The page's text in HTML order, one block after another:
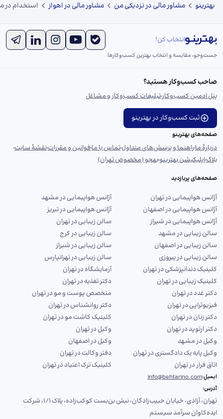
بهترینو مشاور مالی در نزدیکی من مشاور مالی در اهواز استخدام در
انتخاب کن!
جست‌و‌جو، مقایسه و انتخاب بهترین کسب‌وکارها
صاحب کسب‌وکار هستید؟
پنل ادمین کسب‌وکارتبلیغات کسب‌وکار و مشاغل
ثبت کسب‌وکار در بهترینو
صفحه‌های بهترینو
دربارهٔ ماراهنما و پرسش‌های متداولتماس با ماقوانین و مقرراتنقشهٔ سایت
بلاگاپلیکیشن بهترینوبهجو (مخصوص تهران)
صفحه‌های پربازدید
آژانس هواپیمایی در تهران
آژانس هواپیمایی در مشهد
آژانس هواپیمایی در اصفهان
آژانس هواپیمایی در تبریز
آژانس هواپیمایی در شیراز
سالن زیبایی در تهران
سالن زیبایی در مشهد
سالن زیبایی در کرج
سالن زیبایی در اصفهان
سالن زیبایی در شیراز
سالن زیبایی در پیروزی
سالن زیبایی در تهرانپارس
کلینیک دندانپزشکی در تهران
آزمایشگاه در تهران
کلینیک زیبایی در تهران
دکتر تغذیه در تهران
دکتر غدد در تهران
متخصص پوست و مو در تهران
فیزیوتراپی در تهران
دکتر روانشناس در تهران
دکتر زنان در تهران
کلینیک کاشت مو در تهران
دکتر ارتوپد در تهران
وکیل در تهران
وکیل در مشهد
وکیل در اصفهان
وکیل پایه یک دادگستری در تهران
دفتر وکالت در تهران
اتاق فرار در تهران
کلینیک ترک اعتیاد در تهران
ایمیل:info@behtarino.com
آدرس:
تهران، آزادی، خیابان حبیب‌زادگان، نبش بن‌بست کوکب‌زاده، پلاک ۱/۱، شرکت
ایده‌کاوان سرآمد سیستم